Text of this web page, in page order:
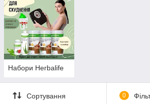
Набори Herbalife
Сортування 0